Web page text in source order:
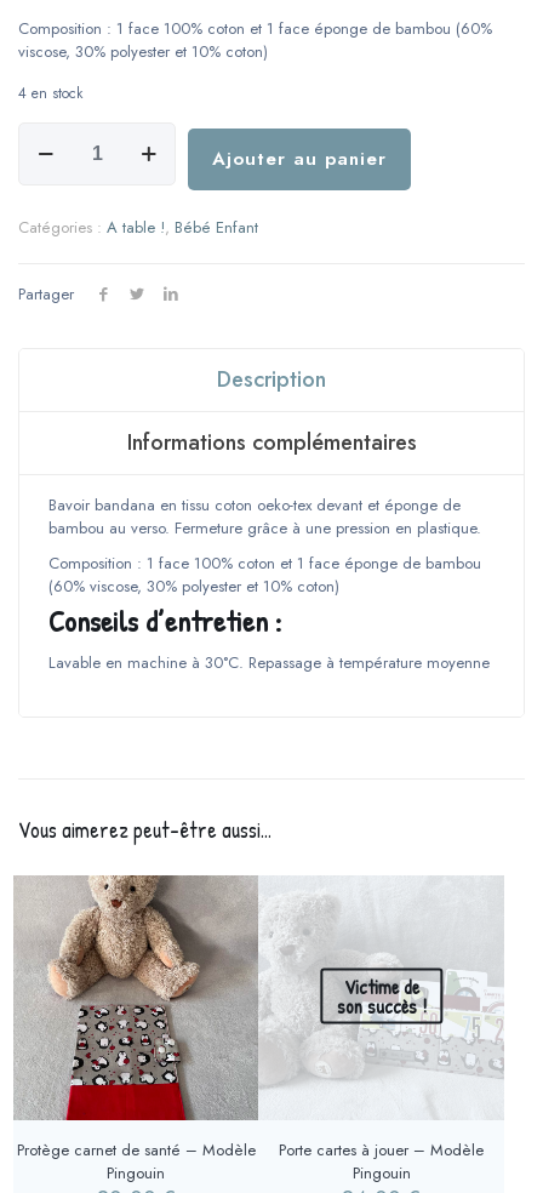
Composition : 1 face 100% coton et 1 face éponge de bambou (60%
viscose, 30% polyester et 10% coton)
4 en stock
-
Ajouter au panier
Catégories : A table !, Bébé Enfant
Partager
Description
Informations complémentaires
Bavoir bandana en tissu coton oeko-tex devant et éponge de
bambou au verso. Fermeture grâce à une pression en plastique.
Composition : 1 face 100% coton et 1 face éponge de bambou
(60% viscose, 30% polyester et 10% coton)
Conseils d’entretien :
Lavable en machine à 30°C. Repassage à température moyenne
Vous aimerez peut-être aussi…
Protège carnet de santé – Modèle
Pingouin
Victime de
son succès !
Porte cartes à jouer – Modèle
Pingouin